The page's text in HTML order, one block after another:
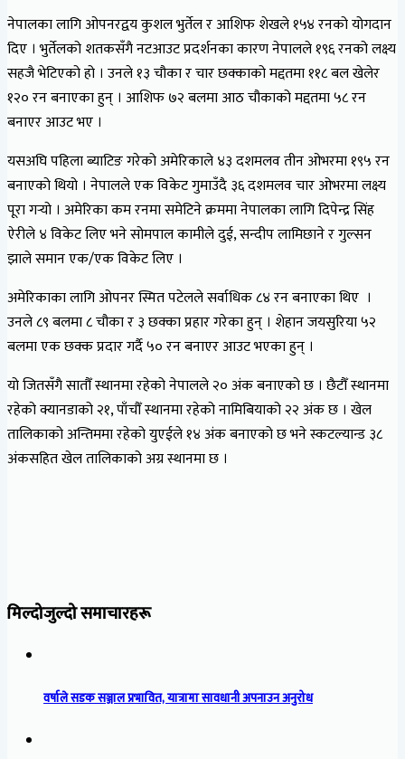
नेपालका लागि ओपनरद्वय कुशल भुर्तेल र आशिफ शेखले १५४ रनको योगदान
दिए । भुर्तेलको शतकसँगै नटआउट प्रदर्शनका कारण नेपालले १९६ रनको लक्ष्य
सहजै भेटिएको हो । उनले १३ चौका र चार छक्काको मद्दतमा ११८ बल खेलेर
१२० रन बनाएका हुन् । आशिफ ७२ बलमा आठ चौकाको मद्दतमा ५८ रन
बनाएर आउट भए ।
यसअघि पहिला ब्याटिङ गरेको अमेरिकाले ४३ दशमलव तीन ओभरमा १९५ रन
बनाएको थियो । नेपालले एक विकेट गुमाउँदै ३६ दशमलव चार ओभरमा लक्ष्य
पूरा गर्‍यो । अमेरिका कम रनमा समेटिने क्रममा नेपालका लागि दिपेन्द्र सिंह
ऐरीले ४ विकेट लिए भने सोमपाल कामीले दुई, सन्दीप लामिछाने र गुल्सन
झाले समान एक/एक विकेट लिए ।
अमेरिकाका लागि ओपनर स्मित पटेलले सर्वाधिक ८४ रन बनाएका थिए ।
उनले ८९ बलमा ८ चौका र ३ छक्का प्रहार गरेका हुन् । शेहान जयसुरिया ५२
बलमा एक छक्क प्रदार गर्दै ५० रन बनाएर आउट भएका हुन् ।
यो जितसँगै सातौँ स्थानमा रहेको नेपालले २० अंक बनाएको छ । छैटौँ स्थानमा
रहेको क्यानडाको २१, पाँचौँ स्थानमा रहेको नामिबियाको २२ अंक छ । खेल
तालिकाको अन्तिममा रहेको युएईले १४ अंक बनाएको छ भने स्कटल्यान्ड ३८
अंकसहित खेल तालिकाको अग्र स्थानमा छ ।
मिल्दोजुल्दो समाचारहरू
वर्षाले सडक सञ्जाल प्रभावित, यात्रामा सावधानी अपनाउन अनुरोध